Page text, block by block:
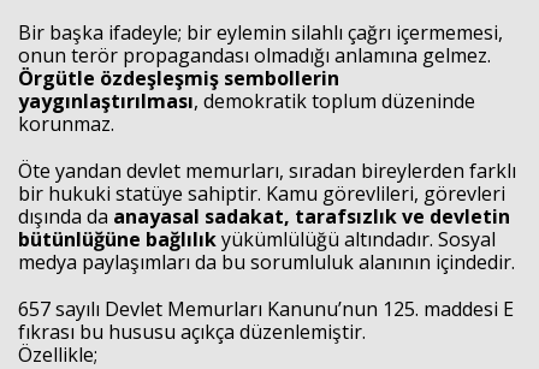
Bir başka ifadeyle; bir eylemin silahlı çağrı içermemesi,
onun terör propagandası olmadığı anlamına gelmez.
Örgütle özdeşleşmiş sembollerin
yaygınlaştırılması, demokratik toplum düzeninde
korunmaz.
Öte yandan devlet memurları, sıradan bireylerden farklı
bir hukuki statüye sahiptir. Kamu görevlileri, görevleri
dışında da anayasal sadakat, tarafsızlık ve devletin
bütünlüğüne bağlılıkyükümlülüğü altındadır. Sosyal
medya paylaşımları da bu sorumluluk alanının içindedir.
657 sayılı Devlet Memurları Kanunu’nun 125. maddesi E
fıkrası bu hususu açıkça düzenlemiştir.
Özellikle;